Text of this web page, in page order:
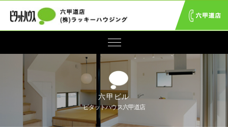
六甲ビル
ピタットハウス六甲道店